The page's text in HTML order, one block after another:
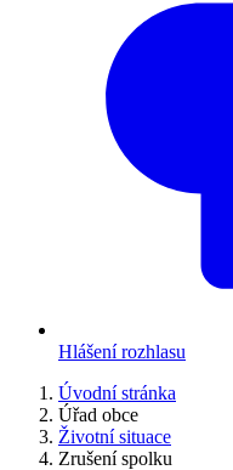
Hlášení rozhlasu
Úvodní stránka
Úřad obce
Životní situace
Zrušení spolku